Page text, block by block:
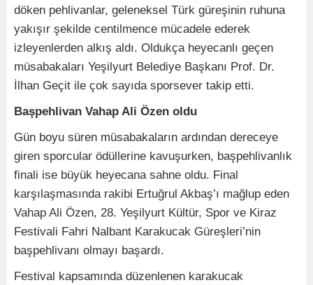
döken pehlivanlar, geleneksel Türk güreşinin ruhuna
yakışır şekilde centilmence mücadele ederek
izleyenlerden alkış aldı. Oldukça heyecanlı geçen
müsabakaları Yeşilyurt Belediye Başkanı Prof. Dr.
İlhan Geçit ile çok sayıda sporsever takip etti.
Başpehlivan Vahap Ali Özen oldu
Gün boyu süren müsabakaların ardından dereceye
giren sporcular ödüllerine kavuşurken, başpehlivanlık
finali ise büyük heyecana sahne oldu. Final
karşılaşmasında rakibi Ertuğrul Akbaş’ı mağlup eden
Vahap Ali Özen, 28. Yeşilyurt Kültür, Spor ve Kiraz
Festivali Fahri Nalbant Karakucak Güreşleri’nin
başpehlivanı olmayı başardı.
Festival kapsamında düzenlenen karakucak